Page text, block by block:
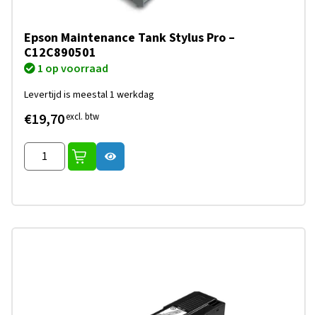
Epson Maintenance Tank Stylus Pro –
C12C890501
1 op voorraad
Levertijd is meestal 1 werkdag
€19,70excl. btw